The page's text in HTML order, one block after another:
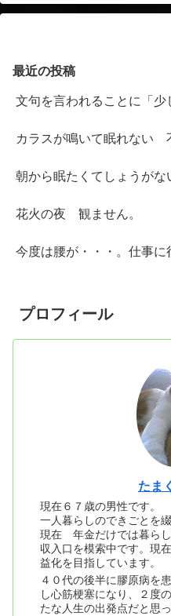
最近の投稿
文句を言われることに「少
カラスが鳴いて眠れない
朝から眠たくてしょうがな
花火の夜 観ません。
今度は腰が・・・。仕事に
プロフィール
たま
現在６７歳の男性です。
一人暮らしのできごとを
現在 年金だけでは暮ら
収入口を模索中です。現
益化を目指しています。
４０代の後半に膠原病を
し心筋梗塞になり、２度
たな人生の出発点だと思